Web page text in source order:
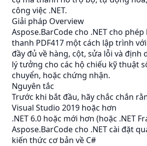
công việc .NET.
Giải pháp Overview
Aspose.BarCode cho .NET cho
thanh PDF417 một cách lập trình
đầy đủ về hàng, cột, sửa lỗi và định
lý tưởng cho các hộ chiếu kỹ thuật
chuyển, hoặc chứng nhận.
Nguyên tắc
Trước khi bắt đầu, hãy chắc chắn
Visual Studio 2019 hoặc hơn
.NET 6.0 hoặc mới hơn (hoặc .NET
Aspose.BarCode cho .NET cài đặt
kiến thức cơ bản về C#